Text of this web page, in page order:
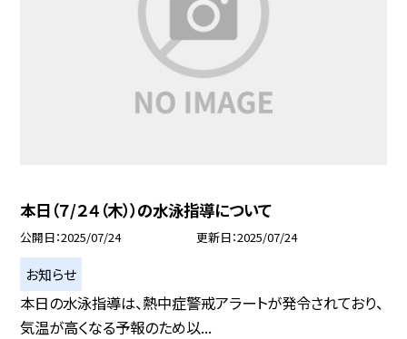
本日（７/２４（木））の水泳指導について
公開日 2025/07/24 更新日 2025/07/24
お知らせ
本日の水泳指導は、熱中症警戒アラートが発令されており、
気温が高くなる予報のため以...